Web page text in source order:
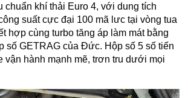
chuẩn khí thải Euro 4, với dung tích
suất cực đại 100 mã lưc tại vòng tua
hợp cùng turbo tăng áp làm mát bằng
số GETRAG của Đức. Hộp số 5 số tiến
vận hành mạnh mẽ, trơn tru dưới mọi